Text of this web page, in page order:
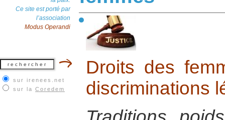
Ce site est porté par
l’association
Modus Operandi
sur irenees.net
sur la Coredem
Droits des
discriminations